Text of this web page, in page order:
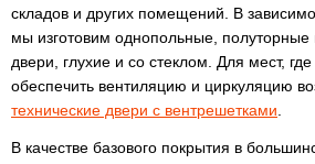
складов и других помещений. В
мы изготовим однопольные, полуторные
двери, глухие и со стеклом. Для мест,
обеспечить вентиляцию и циркуляцию
технические двери с вентрешетками
В качестве базового покрытия в